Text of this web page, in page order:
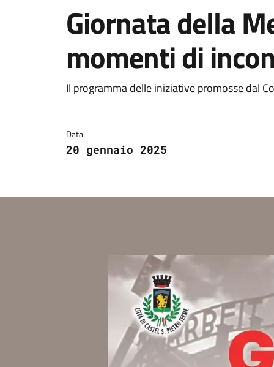
Giornata della
momenti di
Dettagli della
Il programma delle iniziative promosse dal
Data:
20 gennaio 2025